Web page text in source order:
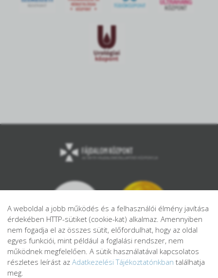
A weboldal a jobb működés és a felhasználói élmény javítása
érdekében HTTP-sütiket (cookie-kat) alkalmaz. Amennyiben
nem fogadja el az összes sütit, előfordulhat, hogy az oldal
egyes funkciói, mint például a foglalási rendszer, nem
működnek megfelelően. A sütik használatával kapcsolatos
részletes leírást az Adatkezelési Tájékoztatónkban találhatja
meg.